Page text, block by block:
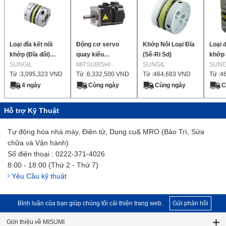
Loại đĩa kết nối
khớp (Đĩa đôi)
SDW
SUNGIL
Từ :3,095,323 VND
4 ngày
Động cơ servo
quay kiểu
MELSERVO-J4
dòng HG-KR (Loại
200 V, công suất
MITSUBISHI
Từ :6,332,500 VND
Cùng ngày
Khớp Nối Loại Đĩa
(Sê-Ri Sd)
SUNGIL
Từ :464,683 VND
Cùng ngày
Loại
khớp
Từ :
Hỗ trợ Kỹ Thuật
Tự động hóa nhà máy, Điện tử, Dụng cụ& MRO (Bảo Trì, Sửa
chữa và Vận hành)
Số điện thoại : 0222-371-4026
8:00 - 18:00 (Thứ 2 - Thứ 7)
Yêu Cầu kỹ thuật
Bình luận của bạn giúp chúng tôi cải thiện trang web. Gửi phản hồi
Giới thiệu về MISUMI